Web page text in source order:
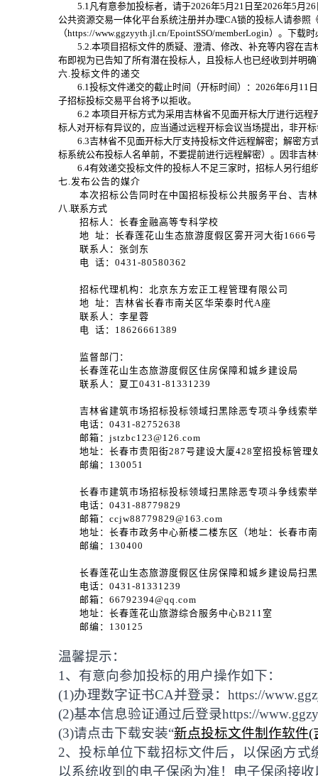
5.1凡有意参加投标者，请于2026年5月 21 日 至2026年5月 26
公共资源交易一体化平台系统注册并办理CA锁的投标人请参
（https://www.ggzyyth.jl.cn/EpointSSO/memberLogin）。下
5.2.本项目招标文件的质疑、澄清、修改、补充等内容在
布即视为已告知了所有潜在投标人，且投标人也已经收到并明
六.投标文件的递交
6.1投标文件递交的截止时间（开标时间）： 2026年6月 11 日
子招标投标交易平台将予以拒收。
6.2 本项目开标方式为采用吉林省不见面开标大厅进行远
标人对开标有异议的，应当通过远程开标会议当场提出，非开
6.3吉林省不见面开标大厅支持投标文件远程解密；解密
标系统公布投标人名单前，不要提前进行远程解密）。因非吉
6.4有效递交投标文件的投标人不足三家时，招标人另行组
七.发布公告的媒介
本次招标公告同时在中国招标投标公共服务平台、吉
八 .联系方式
招标人： 长春金融高等专科学校
地 址： 长春莲花山生态旅游度假区雾开河大街1666号
联系人：张剑东
电 话： 0431-80580362
招标代理机构： 北京东方宏正工程管理有限公司
地 址： 吉林省长春市南关区华荣泰时代A座
联系人： 李星蓉
电 话： 18626661389
监督部门：
长春莲花山生态旅游度假区住房保障和城乡建设局
联系人：夏工0431-81331239
吉林省建筑市场招标投标领域扫黑除恶专项斗争线索
电话： 0431-82752638
邮箱： jstzbc123@126.com
地址：长春市贵阳街287号建设大厦428室招投标管理
邮编： 130051
长春市建筑市场招标投标领域扫黑除恶专项斗争线索
电话： 0431-88779829
邮箱： ccjw88779829@163.com
地址：长春市政务中心新楼二楼东区（地址：长春市
邮编： 130400
长春莲花山生态旅游度假区住房保障和城乡建设局扫
电话： 0431-81331239
邮箱： 66792394@qq.com
地址：长春莲花山旅游综合服务中心B211室
邮编： 130125
温馨提示：
1、有意向参加投标的用户操作如下：
(1)办理数字证书CA并登录：https://
(2)基本信息验证通过后登录https://
(3)请点击下载安装“新点投标文件制作软件(
2、投标单位下载招标文件后，以保函方
以系统收到的电子保函为准！电子保函接